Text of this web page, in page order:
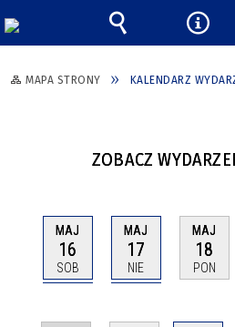
MAPA STRONY KALENDARZ
ZOBACZ
MAJ
16
SOB
MAJ
17
NIE
MAJ
18
PON
Wyszukiwarka